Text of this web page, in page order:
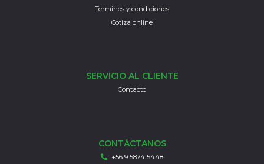
Terminos y condiciones
Cotiza online
SERVICIO AL CLIENTE
Contacto
CONTÁCTANOS
+56 9 5874 5448